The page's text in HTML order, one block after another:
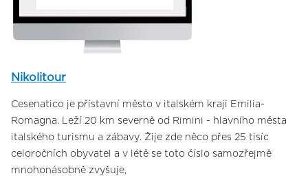
Nikolitour
Cesenatico je přístavní město v italském kraji Emilia-
Romagna. Leží 20 km severně od Rimini - hlavního města
italského turismu a zábavy. Žije zde něco přes 25 tisíc
celoročních obyvatel a v létě se toto číslo samozřejmě
mnohonásobně zvyšuje,